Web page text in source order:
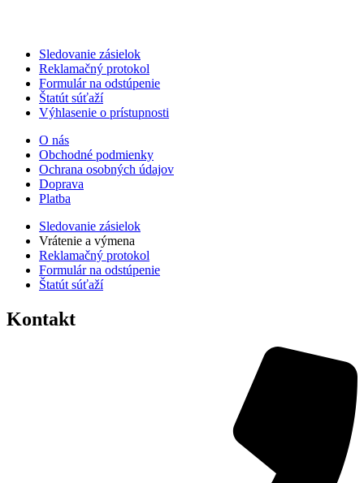
Sledovanie zásielok
Reklamačný protokol
Formulár na odstúpenie
Štatút súťaží
Výhlasenie o prístupnosti
O nás
Obchodné podmienky
Ochrana osobných údajov
Doprava
Platba
Sledovanie zásielok
Vrátenie a výmena
Reklamačný protokol
Formulár na odstúpenie
Štatút súťaží
Kontakt